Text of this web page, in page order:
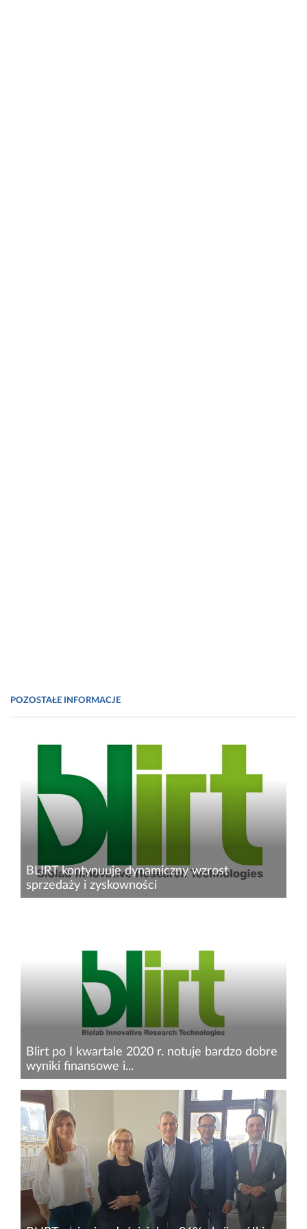
POZOSTAŁE INFORMACJE
BLIRT kontynuuje dynamiczny wzrost
sprzedaży i zyskowności
dedykowanych do zastosowania w LifeScience,
Blirt po I kwartale 2020 r. notuje bardzo dobre
wyniki finansowe i...
Blirt SA – Biolab Innovative Research
Technologies, firma biotechnologiczna
specjalizująca się w wytwarzaniu wysokiej
jakości wyspecjalizowanych enzymów oraz
odczynników dedykowanych do zastosowania
w...